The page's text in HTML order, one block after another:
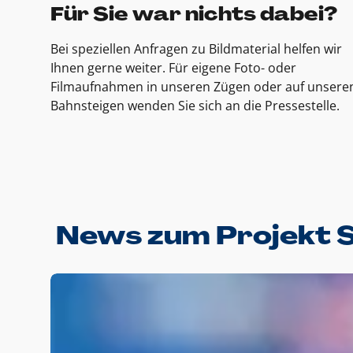
Für Sie war nichts dabei?
Bei speziellen Anfragen zu Bildmaterial helfen wir
Ihnen gerne weiter. Für eigene Foto- oder
Filmaufnahmen in unseren Zügen oder auf
Bahnsteigen wenden Sie sich an die Pressestelle.
News zum Projekt